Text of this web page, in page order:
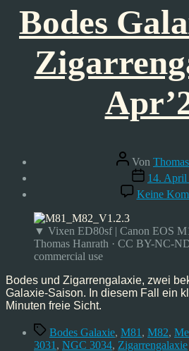
Bodes
Beitragsautor
Von
14. April
Keine
▼ Vixen ED80sf | Canon EOS
Thomas Hanrath · CC BY-NC-
commercial use
Bodes und Zigarrengalaxie, zwei
Galaxie-Saison. In diesem Fall ein
Minuten freie Sicht.
Schlagwörter
Bodes Galaxie, M81 , M82,
3031 , NGC 3034, Zigarrengalaxie